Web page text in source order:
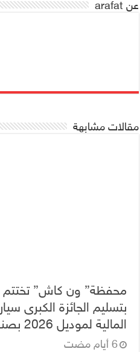
عن arafat
مقالات مشابهة
محفظة” ون كاش”
المالية لموديل 2026 بصنعاء
‏6 أيام مضت